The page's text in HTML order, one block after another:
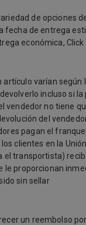
de
fecha de entrega
económica,
varían
incluso si
vendedor no tiene
del
pagan el
clientes en la
el transportista)
le proporcionan
sin sellar
un reembolso